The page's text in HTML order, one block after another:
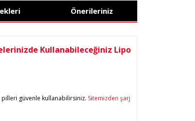
Önerileriniz
Kullanabileceğiniz Lipo
güvenle kullanabilirsiniz. Sitemizden şarj